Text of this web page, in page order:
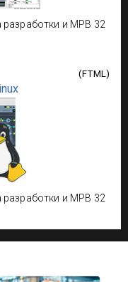
разработки и МРВ 32
(FTML )
разработки и МРВ 32